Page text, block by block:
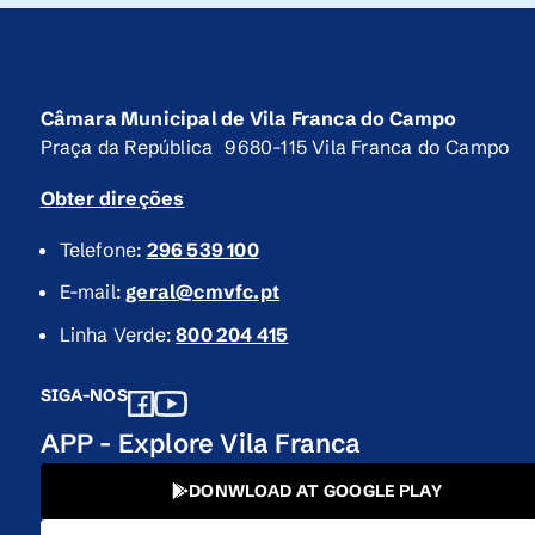
Câmara Municipal de Vila Franca do Campo
Praça da República 9680-115 Vila Franca do Campo
Obter direções
Telefone: 296 539 100
E-mail: geral@cmvfc.pt
Linha Verde:800 204 415
SIGA-NOS
APP - Explore Vila Franca
DONWLOAD AT GOOGLE PLAY